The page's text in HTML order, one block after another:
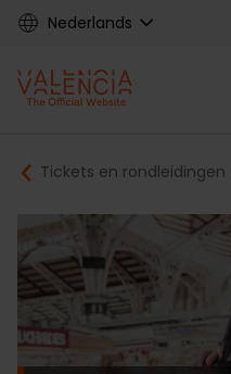
Skip
content
Nederlands
Main
navigation
Breadcrumb
Tickets en rondleidingen